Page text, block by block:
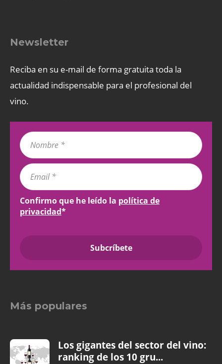
Newsletter
Reciba en su e-mail de forma gratuita toda la
actualidad indispensable para el profesional del
vino.
Confirmo que he leído la política de
privacidad*
Más populares
Los gigantes del sector del vino:
ranking de los 10 gru...